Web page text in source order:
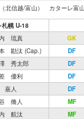
（北信越/富山） カターレ富
幌 U-18
琉真 GK
勘汰 (Cap.) DF
秀太郎 DF
優利 DF
嘉人 DF
脩人 MF
航汰 MF